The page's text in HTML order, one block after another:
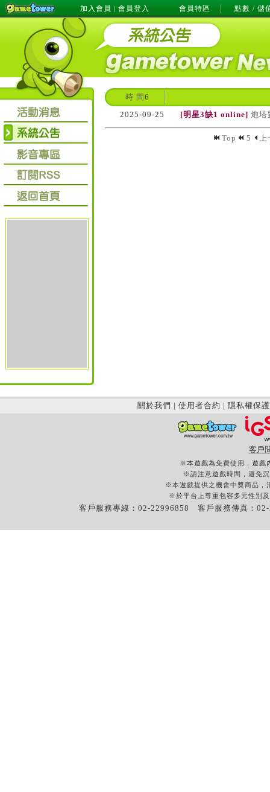
加入會員 | 會員登入 會員特區 點數 / 儲
時 間 6
2025-09-25
[明星3缺1 online] 炮塔
Top 5 上
關於我們 | 使用者合約 | 隱私權保護
客戶
※本遊戲為免費使用，遊戲
※請注意遊戲時間，避免
※本遊戲提供之機會中獎商品，
※於平台上尊重包容多元性別
客戶服務專線：02-22996858 客戶服務傳真：